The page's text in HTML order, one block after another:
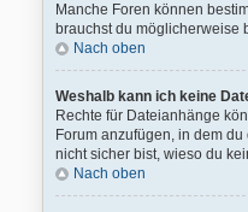
Manche Foren können
brauchst du möglicherweise
Nach oben
Weshalb kann ich keine
Rechte für Dateianhänge
Forum anzufügen, in dem
nicht sicher bist, wieso du
Nach oben